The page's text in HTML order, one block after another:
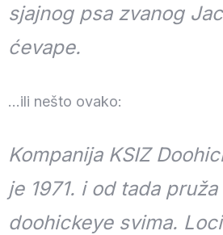
sjajnog psa zvanog
ćevape.
…ili nešto ovako:
Kompanija KSIZ
je 1971. i od tada
doohickeye svima.
Odrasli